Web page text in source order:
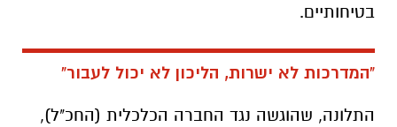
בטיחותיים.
"המדרכות לא ישרות, הליכון לא יכול לעבור"
התלונה, שהוגשה נגד החברה הכלכלית (החכ"ל),